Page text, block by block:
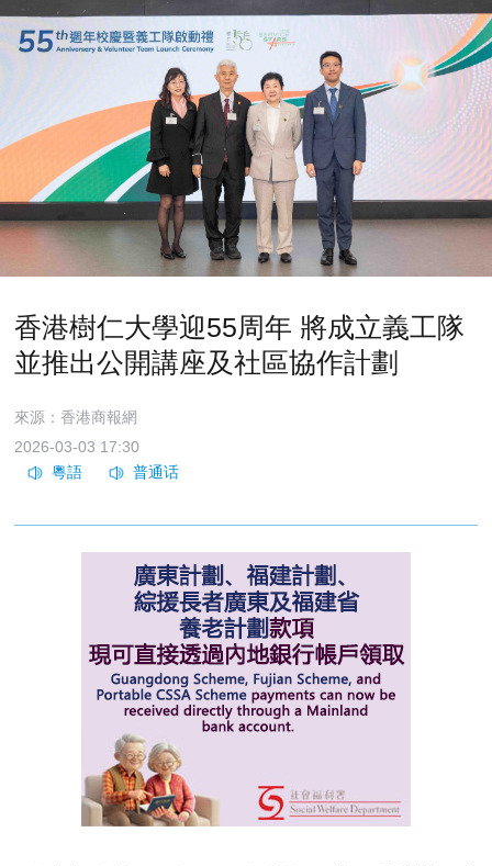
香港樹仁大學迎55周年 將成立義工隊
並推出公開講座及社區協作計劃
來源：香港商報網
2026-03-03 17:30